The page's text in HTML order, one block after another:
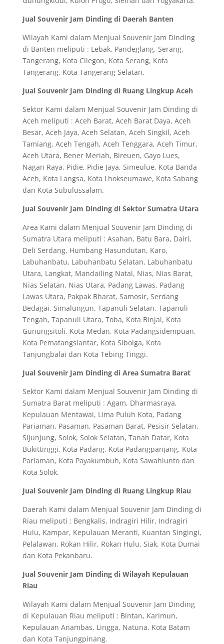
Jual Souvenir Jam Dinding di Daerah Banten
Wilayah Kami dalam Menjual Souvenir Jam Dinding
di Banten meliputi : Lebak, Pandeglang, Serang,
Tangerang, Kota Cilegon, Kota Serang, Kota
Tangerang, Kota Tangerang Selatan.
Jual Souvenir Jam Dinding di Ruang Lingkup Aceh
Sektor Kami dalam Menjual Souvenir Jam Dinding di
Aceh meliputi : Aceh Barat, Aceh Barat Daya, Aceh
Besar, Aceh Jaya, Aceh Selatan, Aceh Singkil, Aceh
Tamiang, Aceh Tengah, Aceh Tenggara, Aceh Timur,
Aceh Utara, Bener Meriah, Bireuen, Gayo Lues,
Nagan Raya, Pidie, Pidie Jaya, Simeulue, Kota Banda
Aceh, Kota Langsa, Kota Lhokseumawe, Kota Sabang
dan Kota Subulussalam.
Jual Souvenir Jam Dinding di Sektor Sumatra Utara
Area Kami dalam Menjual Souvenir Jam Dinding di
Sumatra Utara meliputi : Asahan, Batu Bara, Dairi,
Deli Serdang, Humbang Hasundutan, Karo,
Labuhanbatu, Labuhanbatu Selatan, Labuhanbatu
Utara, Langkat, Mandailing Natal, Nias, Nias Barat,
Nias Selatan, Nias Utara, Padang Lawas, Padang
Lawas Utara, Pakpak Bharat, Samosir, Serdang
Bedagai, Simalungun, Tapanuli Selatan, Tapanuli
Tengah, Tapanuli Utara, Toba, Kota Binjai, Kota
Gunungsitoli, Kota Medan, Kota Padangsidempuan,
Kota Pematangsiantar, Kota Sibolga, Kota
Tanjungbalai dan Kota Tebing Tinggi.
Jual Souvenir Jam Dinding di Area Sumatra Barat
Sektor Kami dalam Menjual Souvenir Jam Dinding di
Sumatra Barat meliputi : Agam, Dharmasraya,
Kepulauan Mentawai, Lima Puluh Kota, Padang
Pariaman, Pasaman, Pasaman Barat, Pesisir Selatan,
Sijunjung, Solok, Solok Selatan, Tanah Datar, Kota
Bukittinggi, Kota Padang, Kota Padangpanjang, Kota
Pariaman, Kota Payakumbuh, Kota Sawahlunto dan
Kota Solok.
Jual Souvenir Jam Dinding di Ruang Lingkup Riau
Daerah Kami dalam Menjual Souvenir Jam Dinding di
Riau meliputi : Bengkalis, Indragiri Hilir, Indragiri
Hulu, Kampar, Kepulauan Meranti, Kuantan Singingi,
Pelalawan, Rokan Hilir, Rokan Hulu, Siak, Kota Dumai
dan Kota Pekanbaru.
Jual Souvenir Jam Dinding di Wilayah Kepulauan
Riau
Wilayah Kami dalam Menjual Souvenir Jam Dinding
di Kepulauan Riau meliputi : Bintan, Karimun,
Kepulauan Anambas, Lingga, Natuna, Kota Batam
dan Kota Tanjungpinang.